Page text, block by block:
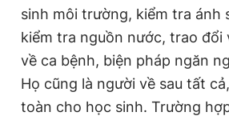
sinh môi trường, kiểm tra ánh
kiểm tra nguồn nước, trao đổi
về ca bệnh, biện pháp ngăn
Họ cũng là người về sau tất
toàn cho học sinh. Trường